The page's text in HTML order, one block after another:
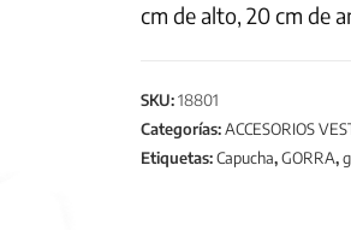
cm de alto, 20 cm de
SKU:18801
Categorías:ACCESORIOS
Etiquetas:Capucha,GORRA,